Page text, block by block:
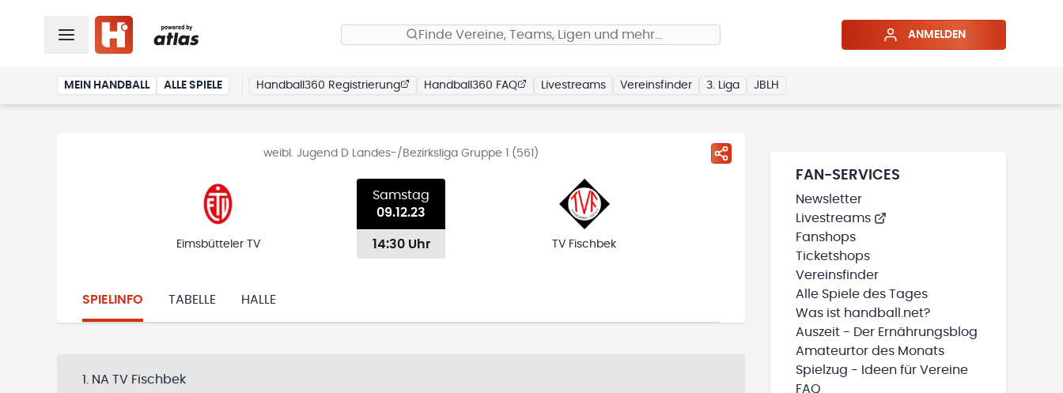
Finde Vereine, Teams, Ligen und mehr… ANMELDEN
MEIN HANDBALL ALLE SPIELE Handball360 Registrierung Handball360 FAQ Livestreams Vereinsfinder 3. Liga JBLH
weibl. Jugend D Landes-/Bezirksliga Gruppe 1 (561)
Eimsbütteler TV
Samstag
09.12.23
14:30 Uhr TV Fischbek
SPIELINFO TABELLE HALLE
1. NA TV Fischbek
FAN-SERVICES
Newsletter
Livestreams
Fanshops
Ticketshops
Vereinsfinder
Alle Spiele des Tages
Was ist handball.net?
Auszeit - Der Ernährungsblog
Amateurtor des Monats
Spielzug - Ideen für Vereine
FAQ